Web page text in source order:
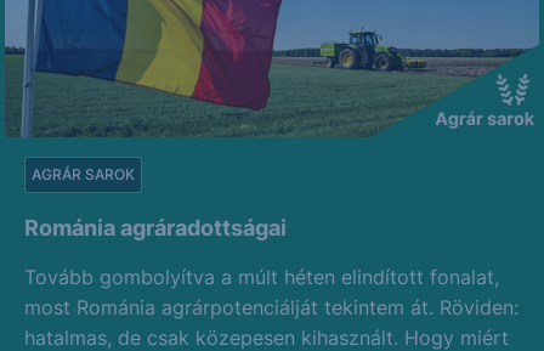
Románia agráradottságai
AGRÁR SAROK
Tovább gombolyítva a múlt héten elindított fonalat,
most Románia agrárpotenciálját tekintem át. Röviden:
hatalmas, de csak közepesen kihasznált. Hogy miért